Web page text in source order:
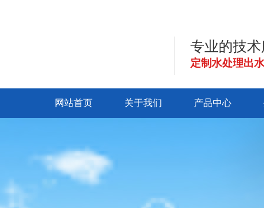
专业的技
定制水处理出
网站首页 关于我们 产品中心